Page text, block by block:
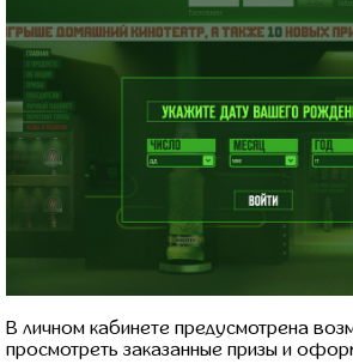
В личном кабинете предусмотрена
просмотреть заказанные призы и